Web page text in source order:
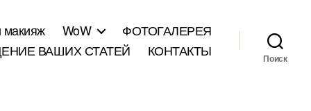
макияж WoW
ФОТОГАЛЕРЕЯ
ВАШИХ СТАТЕЙ
КОНТАКТЫ Поиск